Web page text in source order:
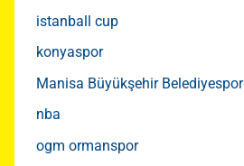
istanball cup
konyaspor
Manisa Büyükşehir Belediyespor
nba
ogm ormanspor